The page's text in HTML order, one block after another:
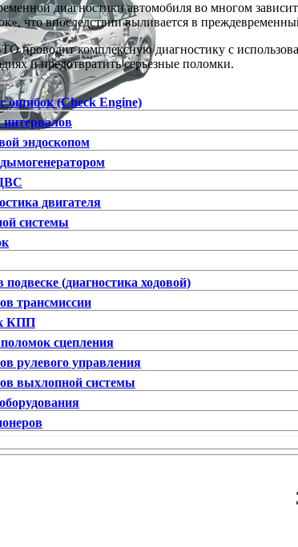
диагностики автомобиля во многом
что впоследствии выливается в
проводит комплексную диагностику с
и предотвратить серьезные поломки.
ошибок (Check Engine)
эндоскопом
двигателя
системы
(диагностика ходовой)
трансмиссии
КПП
сцепления
рулевого управления
выхлопной системы